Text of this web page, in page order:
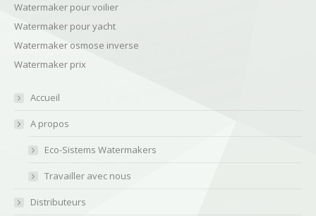
Watermaker pour voilier
Watermaker pour yacht
Watermaker osmose inverse
Watermaker prix
Accueil
A propos
Eco-Sistems Watermakers
Travailler avec nous
Distributeurs